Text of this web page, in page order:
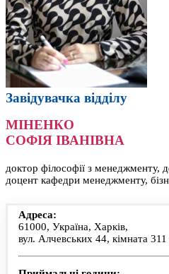
Завідувачка відділу
МІНЕНКО
СОФІЯ ІВАНІВНА
доктор філософії з менеджменту,
доцент кафедри менеджменту,
Адреса:
61000, Україна, Харків,
вул. Алчевських 44, кімната 311